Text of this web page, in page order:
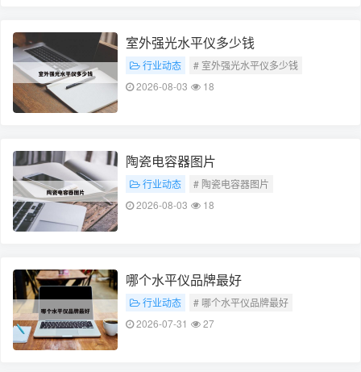
室外强光水平仪多少钱
行业动态
# 室外强光水平仪多少钱
2026-08-03
18
陶瓷电容器图片
行业动态
# 陶瓷电容器图片
2026-08-03
18
哪个水平仪品牌最好
行业动态
# 哪个水平仪品牌最好
2026-07-31
27